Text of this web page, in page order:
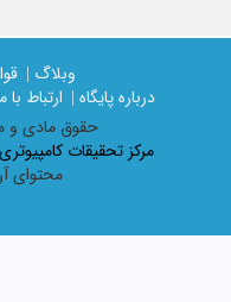
وبلاگ |
درباره پایگاه |
ارتباط با
حقوق مادی و
مرکز تحقیقات
محتوای